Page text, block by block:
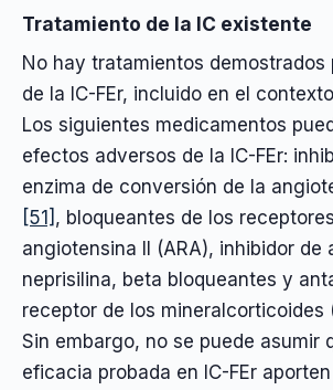
Tratamiento de la IC existente
No hay tratamientos demostrados
de la IC-FEr, incluido en el
Los siguientes medicamentos
efectos adversos de la IC-FEr:
enzima de conversión de la
[51] , bloqueantes de los
angiotensina II (ARA), inhibidor de
neprisilina, beta bloqueantes y
receptor de los mineralcorticoides
Sin embargo, no se puede asumir
eficacia probada en IC-FEr